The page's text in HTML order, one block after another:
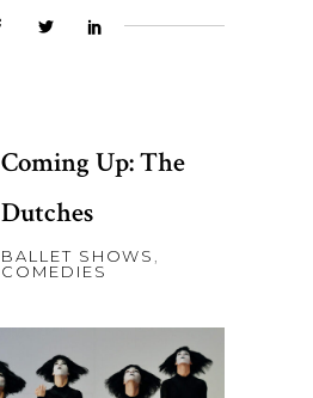
Coming Up: The
Dutches
BALLET SHOWS ,
COMEDIES